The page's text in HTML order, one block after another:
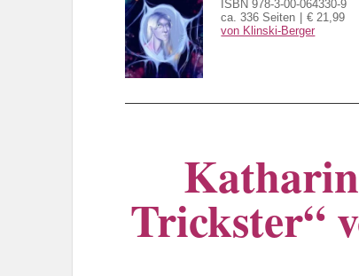
ISBN 978-3-00-064330-9
ca. 336 Seiten
€ 21,99
von Klinski-Berger
Trickster“